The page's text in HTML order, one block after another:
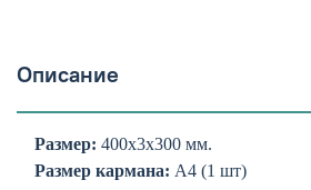
Описание
Размер: 400х3х300 мм.
Размер кармана: А4 (1 шт)